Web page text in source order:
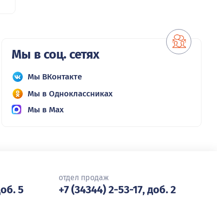
Мы в соц. сетях
Мы ВКонтакте
Мы в Одноклассниках
Мы в Max
5
отдел продаж
+7 (34344) 2-53-17, доб. 2